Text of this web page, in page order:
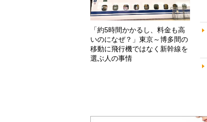
「約5時間かかるし、料金も高
いのになぜ？」東京～博多間の
移動に飛行機ではなく新幹線を
選ぶ人の事情